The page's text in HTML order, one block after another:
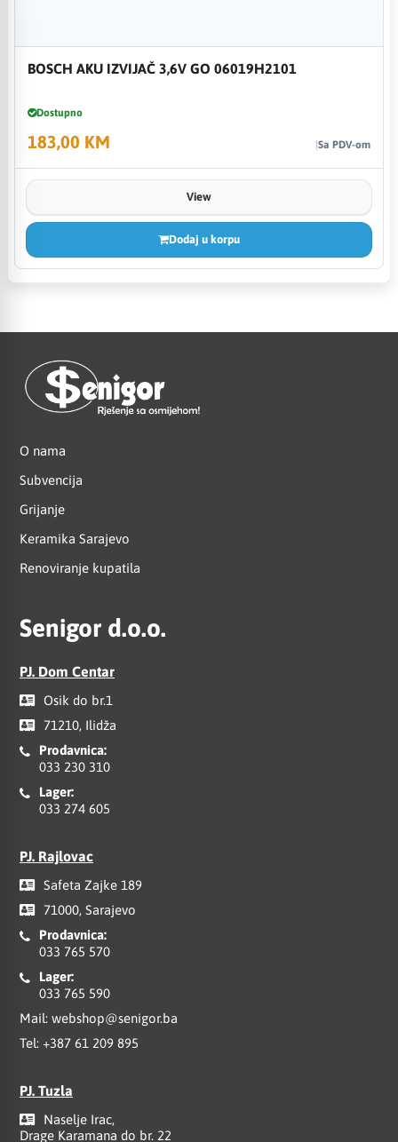
BOSCH AKU IZVIJAČ 3,6V GO 06019H2101
Dostupno
183,00 KM Sa PDV-om
View
Dodaj u korpu
O nama
Subvencija
Grijanje
Keramika Sarajevo
Renoviranje kupatila
Senigor d.o.o.
PJ. Dom Centar
Osik do br.1
71210, Ilidža
Prodavnica:
033 230 310
Lager:
033 274 605
PJ. Rajlovac
Safeta Zajke 189
71000, Sarajevo
Prodavnica:
033 765 570
Lager:
033 765 590
Mail: webshop@senigor.ba
Tel: +387 61 209 895
PJ. Tuzla
Naselje Irac,
Drage Karamana do br. 22